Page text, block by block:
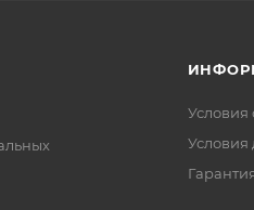
Условия
Условия